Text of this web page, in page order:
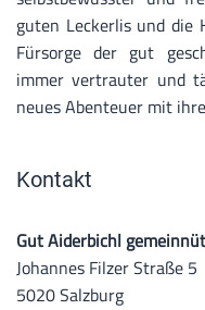
guten Leckerlis und die
Fürsorge der gut
immer vertrauter und
neues Abenteuer mit
Kontakt
Gut Aiderbichl
Johannes Filzer Straße 5
5020 Salzburg